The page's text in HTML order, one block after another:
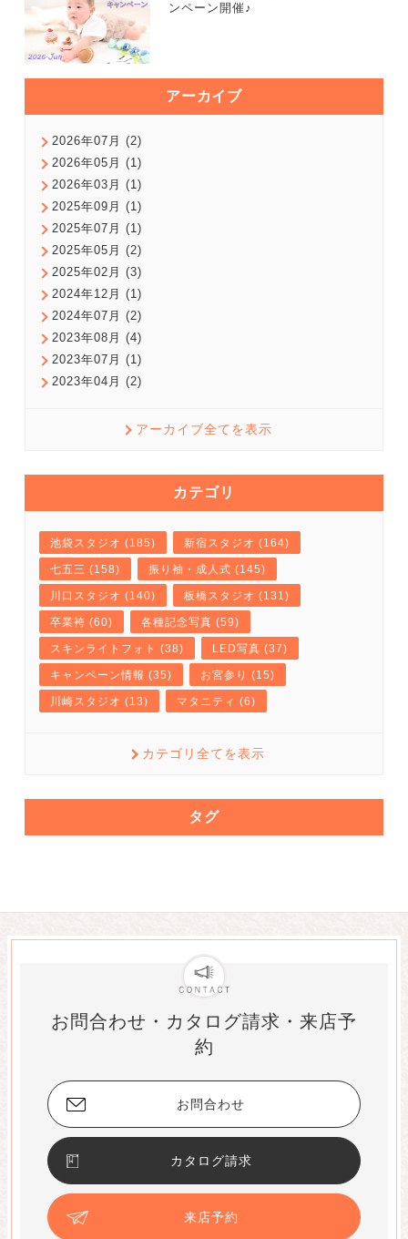
ンペーン開催♪
アーカイブ
2026年07月 (2)
2026年05月 (1)
2026年03月 (1)
2025年09月 (1)
2025年07月 (1)
2025年05月 (2)
2025年02月 (3)
2024年12月 (1)
2024年07月 (2)
2023年08月 (4)
2023年07月 (1)
2023年04月 (2)
アーカイブ全てを表示
カテゴリ
池袋スタジオ (185) 新宿スタジオ (164)
七五三 (158) 振り袖・成人式 (145)
川口スタジオ (140) 板橋スタジオ (131)
卒業袴 (60) 各種記念写真 (59)
スキンライトフォト (38) LED写真 (37)
キャンペーン情報 (35) お宮参り (15)
川崎スタジオ (13) マタニティ (6)
カテゴリ全てを表示
タグ
お問合わせ・カタログ請求・来店予
約
お問合わせ
カタログ請求
来店予約